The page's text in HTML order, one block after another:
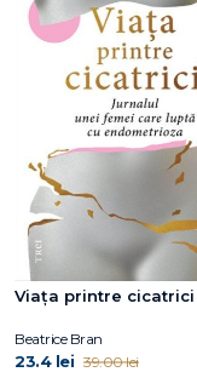
Viaţa printre cicatrici
Beatrice Bran
23.4 lei 39.00 lei